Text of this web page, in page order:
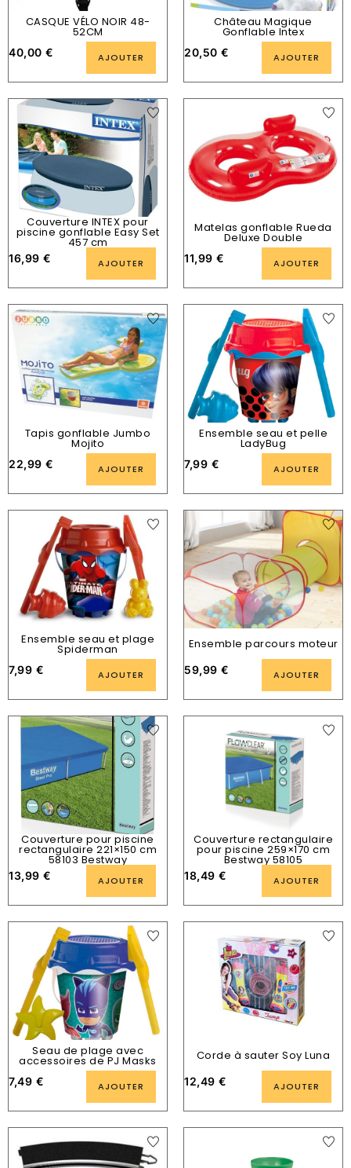
CASQUE VÉLO NOIR 48-
52CM
40,00 € AJOUTER
Château Magique
Gonflable Intex
20,50 € AJOUTER
Couverture INTEX pour
piscine gonflable Easy Set
457 cm
16,99 € AJOUTER
Matelas gonflable Rueda
Deluxe Double
11,99 € AJOUTER
Tapis gonflable Jumbo
Mojito
22,99 € AJOUTER
Ensemble seau et pelle
LadyBug
7,99 € AJOUTER
Ensemble seau et plage
Spiderman
7,99 € AJOUTER
Ensemble parcours moteur
59,99 € AJOUTER
Couverture pour piscine
rectangulaire 221×150 cm
58103 Bestway
13,99 € AJOUTER
Couverture rectangulaire
pour piscine 259×170 cm
Bestway 58105
18,49 € AJOUTER
Seau de plage avec
accessoires de PJ Masks
7,49 € AJOUTER
Corde à sauter Soy Luna
12,49 € AJOUTER